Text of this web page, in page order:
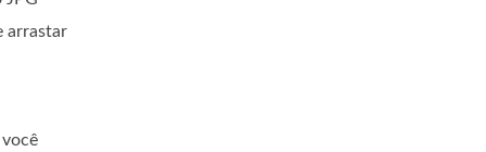
arrastar